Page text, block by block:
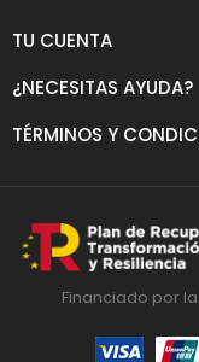
TU CUENTA
¿NECESITAS AYUDA?
TÉRMINOS Y
Financiado por